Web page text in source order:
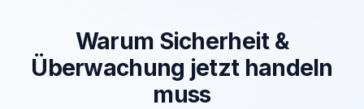
Warum Sicherheit &
Überwachung jetzt handeln
muss